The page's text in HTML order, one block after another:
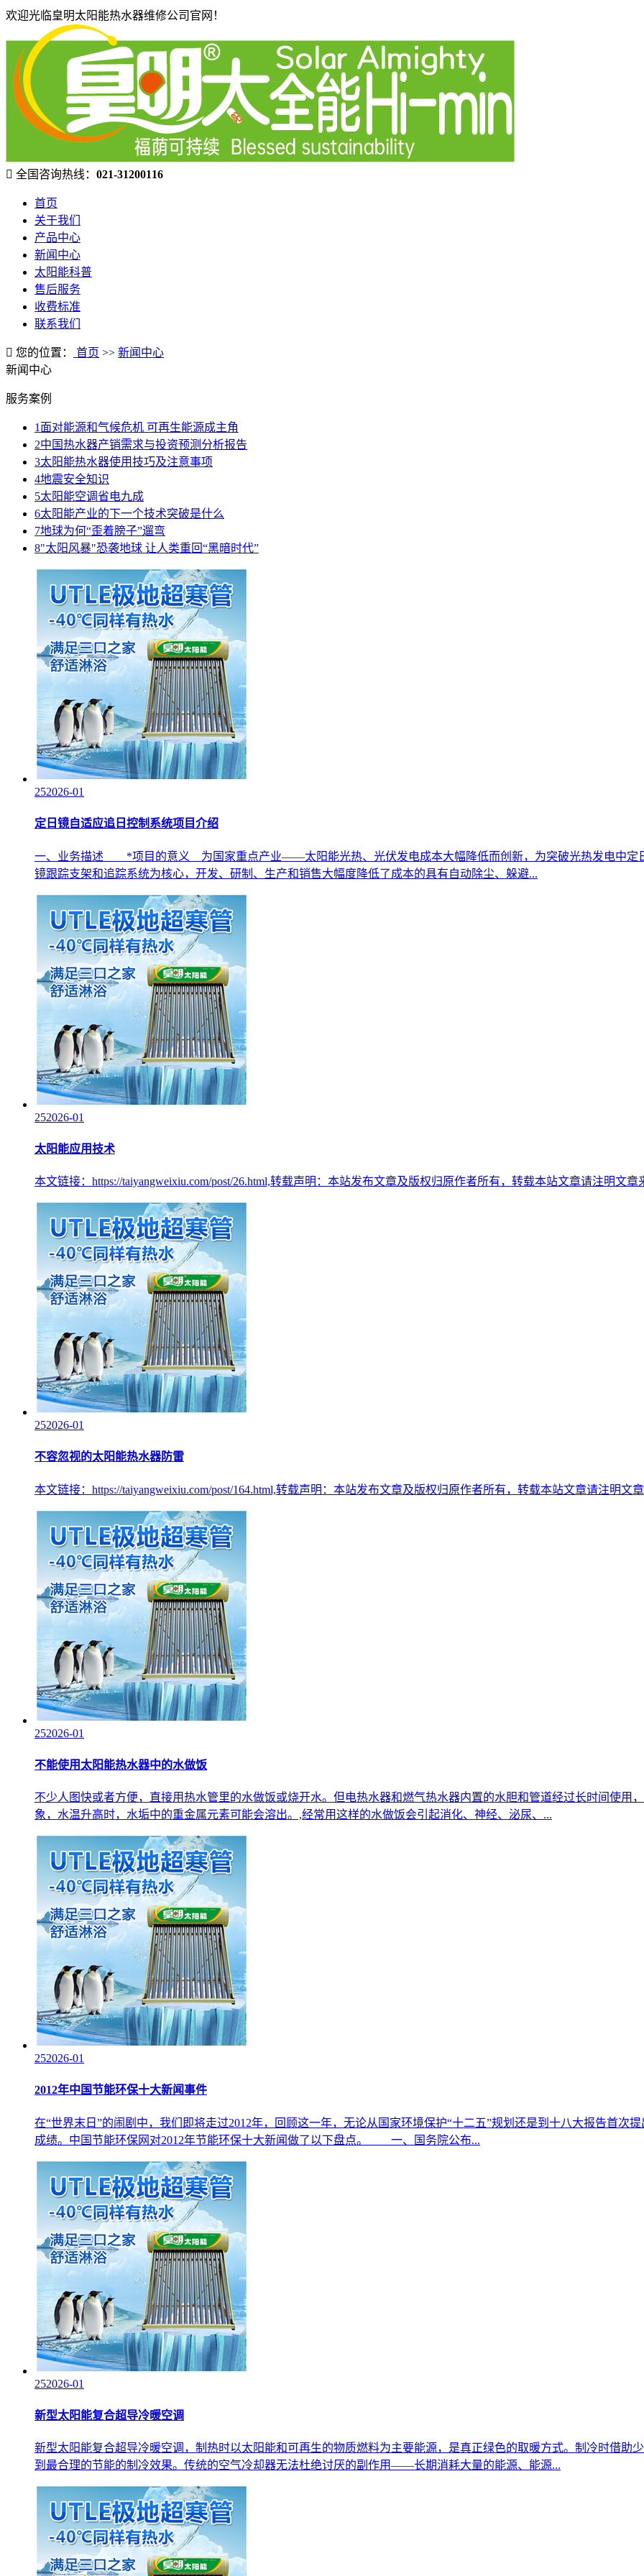
欢迎光临皇明太阳能热水器维修公司官网！
全国咨询热线： 021-31200116
首页
关于我们
产品中心
新闻中心
太阳能科普
售后服务
收费标准
联系我们
您的位置： 首页 >> 新闻中心
新闻中心
服务案例
1 面对能源和气候危机 可再生能源成主角
2中国热水器产销需求与投资预测分析报告
3太阳能热水器使用技巧及注意事项
4地震安全知识
5太阳能空调省电九成
6太阳能产业的下一个技术突破是什么
7地球为何“歪着膀子”遛弯
8"太阳风暴"恐袭地球 让人类重回“黑暗时代”
252026-01
定日镜自适应追日控制系统项目介绍
一、业务描述 *项目的意义 为国家重点产业――太阳能光热、光伏发电成本大幅降低而创新，为突破光热发电中定日
镜跟踪支架和追踪系统为核心，开发、研制、生产和销售大幅度降低了成本的具有自动除尘、躲避...
252026-01
太阳能应用技术
本文链接：https://taiyangweixiu.com/post/26.html,转载声明：本站发布文章及版权归原作者所有，转载本站文章请注明文章
252026-01
不容忽视的太阳能热水器防雷
本文链接：https://taiyangweixiu.com/post/164.html,转载声明：本站发布文章及版权归原作者所有，转载本站文章请注明文
252026-01
不能使用太阳能热水器中的水做饭
不少人图快或者方便，直接用热水管里的水做饭或烧开水。但电热水器和燃气热水器内置的水胆和管道经过长时间使用
象，水温升高时，水垢中的重金属元素可能会溶出。,经常用这样的水做饭会引起消化、神经、泌尿、...
252026-01
2012年中国节能环保十大新闻事件
在“世界末日”的闹剧中，我们即将走过2012年，回顾这一年，无论从国家环境保护“十二五”规划还是到十八大报告首次
成绩。中国节能环保网对2012年节能环保十大新闻做了以下盘点。 一、国务院公布...
252026-01
新型太阳能复合超导冷暖空调
新型太阳能复合超导冷暖空调，制热时以太阳能和可再生的物质燃料为主要能源，是真正绿色的取暖方式。制冷时借助
到最合理的节能的制冷效果。传统的空气冷却器无法杜绝讨厌的副作用――长期消耗大量的能源、能源...